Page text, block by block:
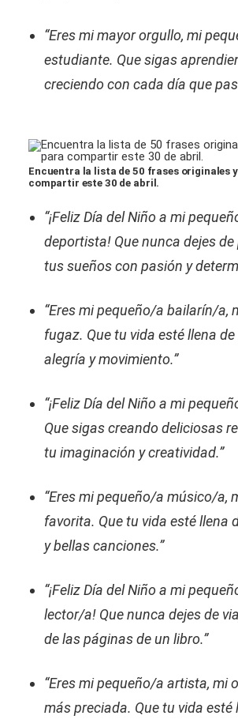
“Eres mi mayor orgullo, mi
estudiante. Que sigas
creciendo con cada día que
Encuentra la lista de 50 frases originales
compartir este 30 de abril.
“¡Feliz Día del Niño a mi
deportista! Que nunca dejes
tus sueños con pasión y
“Eres mi pequeño/a bailarín/a,
fugaz. Que tu vida esté llena
alegría y movimiento.”
“¡Feliz Día del Niño a mi
Que sigas creando deliciosas
tu imaginación y creatividad.”
“Eres mi pequeño/a músico/a,
favorita. Que tu vida esté llena
y bellas canciones.”
“¡Feliz Día del Niño a mi
lector/a! Que nunca dejes de
de las páginas de un libro.”
“Eres mi pequeño/a artista, mi
más preciada. Que tu vida esté